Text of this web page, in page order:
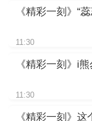
《精彩一刻》“
11:30
《精彩一刻》i
11:30
《精彩一刻》